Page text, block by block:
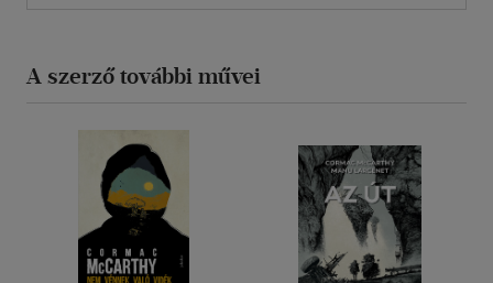
A szerző további művei